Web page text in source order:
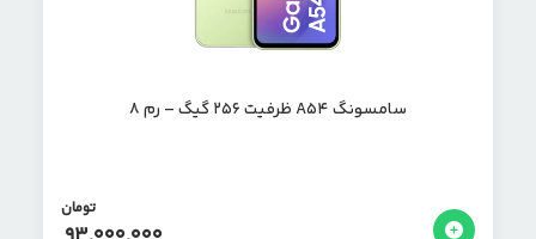
سامسونگ A54 ظرفیت 256 گیگ – رم ۸
تومان